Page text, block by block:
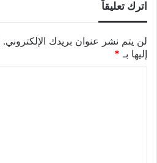
اترك تعليقاً
لن يتم نشر عنوان بريدك الإلكتروني.
إليها بـ *